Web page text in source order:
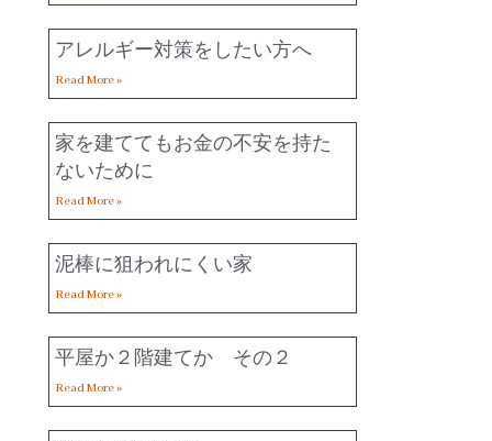
アレルギー対策をしたい方へ
Read More »
家を建ててもお金の不安を持た
ないために
Read More »
泥棒に狙われにくい家
Read More »
平屋か２階建てか その２
Read More »